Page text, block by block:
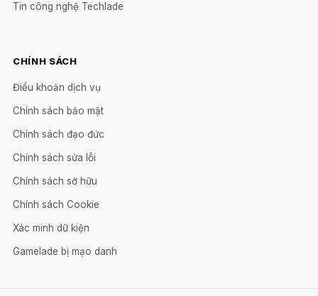
Tin công nghệ Techlade
CHÍNH SÁCH
Điều khoản dịch vụ
Chính sách bảo mật
Chính sách đạo đức
Chính sách sửa lỗi
Chính sách sở hữu
Chính sách Cookie
Xác minh dữ kiện
Gamelade bị mạo danh